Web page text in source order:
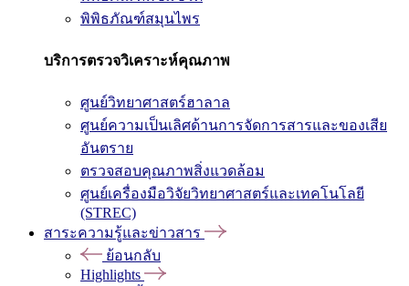
พิพิธภัณฑ์สมุนไพร
บริการตรวจวิเคราะห์คุณภาพ
ศูนย์วิทยาศาสตร์ฮาลาล
ศูนย์ความเป็นเลิศด้านการจัดการสารและของเสีย
อันตราย
ตรวจสอบคุณภาพสิ่งแวดล้อม
ศูนย์เครื่องมือวิจัยวิทยาศาสตร์และเทคโนโลยี
(STREC)
สาระความรู้และข่าวสาร
ย้อนกลับ
Highlights